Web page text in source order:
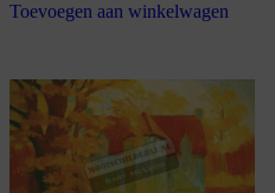
Toevoegen aan winkelwagen